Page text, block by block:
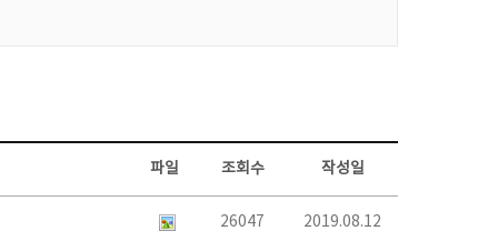
파일 조회수 작성일
26047 2019.08.12